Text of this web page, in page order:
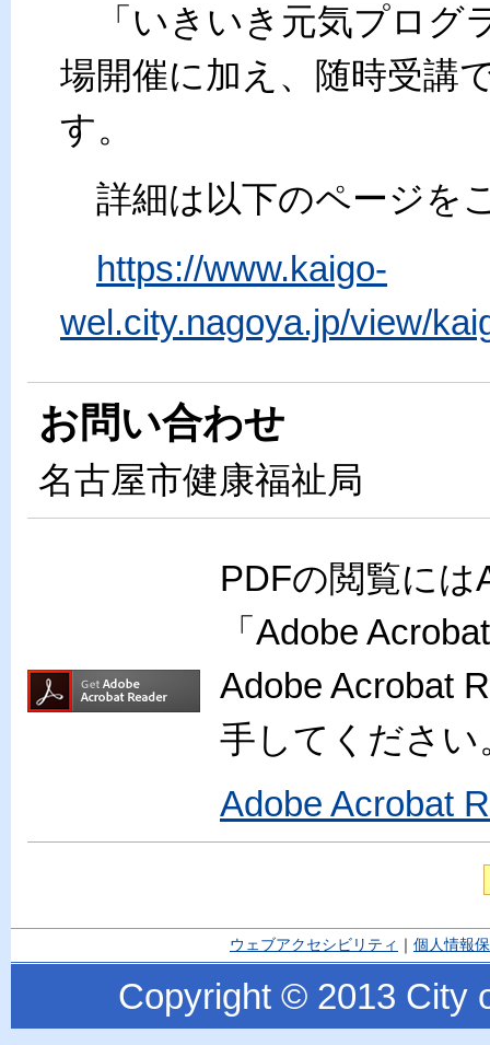
「いきいき元気プログ
場開催に加え、随時受講
す。
詳細は以下のページを
https://www.kaigo-
wel.city.nagoya.jp/view/
お問い合わせ
名古屋市健康福祉局
PDFの閲覧に
「Adobe
Adobe Acrobat
手してください
Adobe Acrobat
ウェブアクセシビリティ 個人情報
Copyright © 2013 City